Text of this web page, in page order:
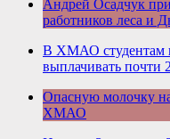
Андрей Осадчук
работников леса и
В ХМАО студентам
выплачивать почти
Опасную молочку
ХМАО